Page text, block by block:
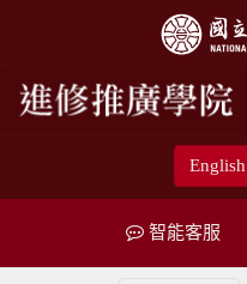
English
智能客服